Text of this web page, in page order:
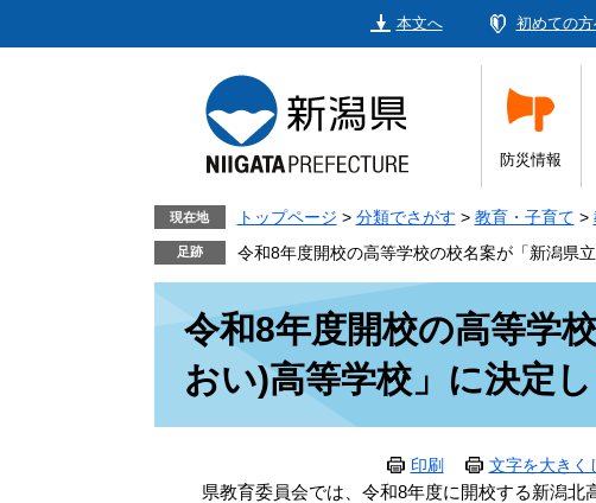
本文へ 初めての方
防災情報
現在地 トップページ > 分類でさがす > 教育・子育て >
令和8年度開校の高等学校の校名案が「新潟県
令和8年度開校の高等学
おい)高等学校」に決定
印刷 文字を大きく
県教育委員会では、令和8年度に開校する新潟北